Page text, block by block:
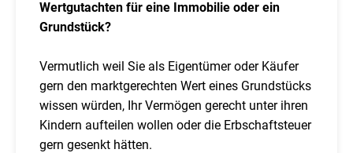
Wertgutachten für eine Immobilie oder ein
Grundstück?
Vermutlich weil Sie als Eigentümer oder Käufer
gern den marktgerechten Wert eines Grundstücks
wissen würden, Ihr Vermögen gerecht unter ihren
Kindern aufteilen wollen oder die Erbschaftsteuer
gern gesenkt hätten.